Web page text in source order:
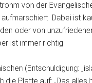
von der
Dabei ist
oder von
ist immer richtig.
(Entschuldigung:
die Platte auf: „Das alles